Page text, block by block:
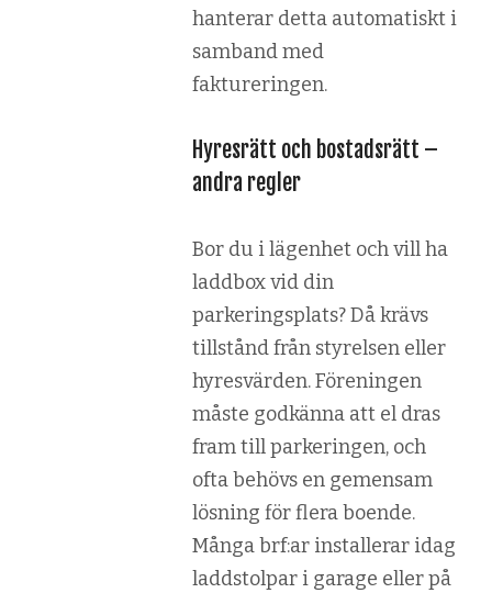
hanterar detta automatiskt i
samband med
faktureringen.
Hyresrätt och bostadsrätt –
andra regler
Bor du i lägenhet och vill ha
laddbox vid din
parkeringsplats? Då krävs
tillstånd från styrelsen eller
hyresvärden. Föreningen
måste godkänna att el dras
fram till parkeringen, och
ofta behövs en gemensam
lösning för flera boende.
Många brf:ar installerar idag
laddstolpar i garage eller på